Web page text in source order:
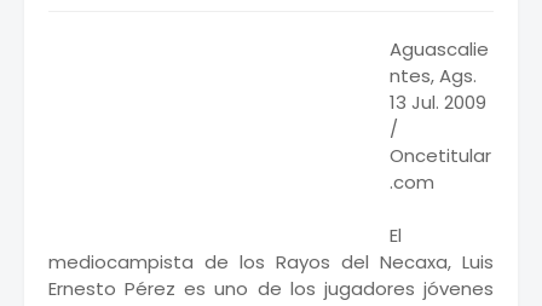
Aguascalie
ntes, Ags.
13 Jul. 2009
/
Oncetitular
.com
El
mediocampista de los Rayos del Necaxa, Luis
Ernesto Pérez es uno de los jugadores jóvenes